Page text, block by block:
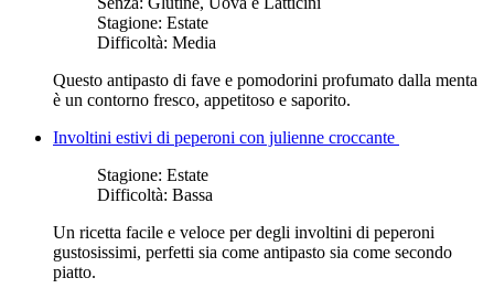
Stagione: Estate
Difficoltà: Media
Questo antipasto di fave e pomodorini profumato dalla menta
è un contorno fresco, appetitoso e saporito.
Involtini estivi di peperoni con julienne croccante
Stagione: Estate
Difficoltà: Bassa
Un ricetta facile e veloce per degli involtini di peperoni
gustosissimi, perfetti sia come antipasto sia come secondo
piatto.